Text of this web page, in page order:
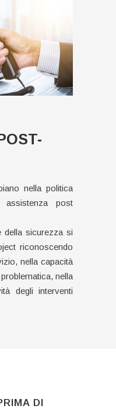
nella politica
post
della sicurezza si
riconoscendo
nella capacità
nella
degli interventi
DI